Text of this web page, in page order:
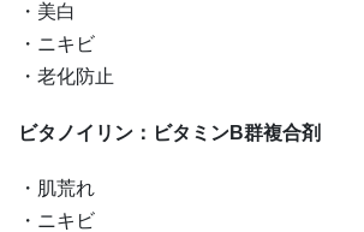
・美白
・ニキビ
・老化防止
ビタノイリン：ビタミンB群複合剤
・肌荒れ
・ニキビ